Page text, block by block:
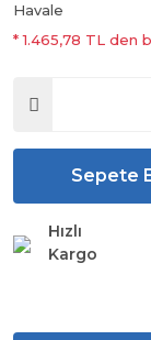
Havale
* 1.465,78 TL den
Sepete
Hızlı
Kargo